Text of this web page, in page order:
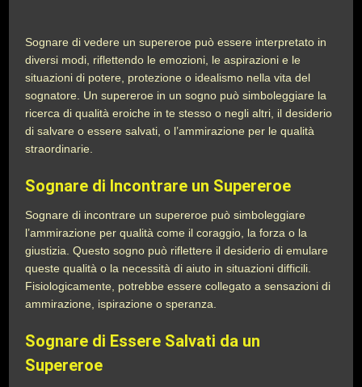
Sognare di vedere un supereroe può essere interpretato in
diversi modi, riflettendo le emozioni, le aspirazioni e le
situazioni di potere, protezione o idealismo nella vita del
sognatore. Un supereroe in un sogno può simboleggiare la
ricerca di qualità eroiche in te stesso o negli altri, il desiderio
di salvare o essere salvati, o l’ammirazione per le qualità
straordinarie.
Sognare di Incontrare un Supereroe
Sognare di incontrare un supereroe può simboleggiare
l’ammirazione per qualità come il coraggio, la forza o la
giustizia. Questo sogno può riflettere il desiderio di emulare
queste qualità o la necessità di aiuto in situazioni difficili.
Fisiologicamente, potrebbe essere collegato a sensazioni di
ammirazione, ispirazione o speranza.
Sognare di Essere Salvati da un
Supereroe